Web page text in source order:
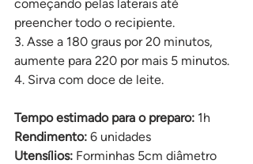
começando pelas laterais até
preencher todo o recipiente.
3. Asse a 180 graus por 20 minutos,
aumente para 220 por mais 5 minutos.
4. Sirva com doce de leite.
Tempo estimado para o preparo: 1h
Rendimento: 6 unidades
Utensílios: Forminhas 5cm diâmetro